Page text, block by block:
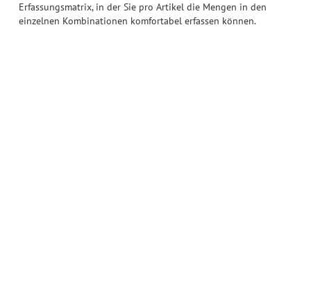
Erfassungsmatrix, in der Sie pro Artikel die Mengen in den
einzelnen Kombinationen komfortabel erfassen können.